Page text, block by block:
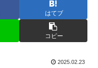
はてブ
コピー
2025.02.23